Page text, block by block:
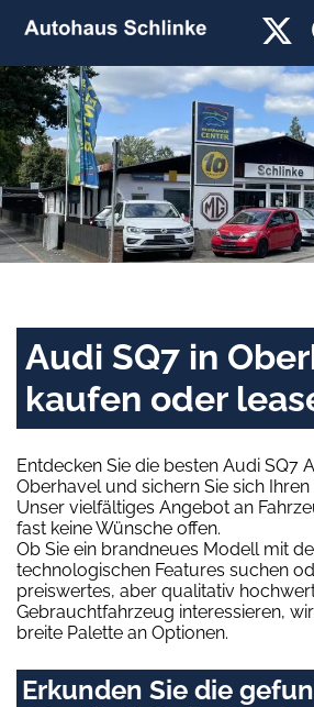
Audi SQ7 in
kaufen oder
Entdecken Sie die besten Audi SQ7
Oberhavel und sichern Sie sich
Unser vielfältiges Angebot an
fast keine Wünsche offen.
Ob Sie ein brandneues Modell mit
technologischen Features suchen
preiswertes, aber qualitativ
Gebrauchtfahrzeug interessieren,
breite Palette an Optionen.
Erkunden Sie die